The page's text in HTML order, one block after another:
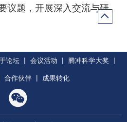
议题，开展深入交流与研
论坛 | 会议活动 | 腾冲科学大奖 |
合作伙伴 | 成果转化